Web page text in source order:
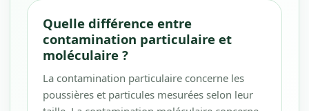
Quelle différence entre
contamination particulaire et
moléculaire ?
La contamination particulaire concerne les
poussières et particules mesurées selon leur